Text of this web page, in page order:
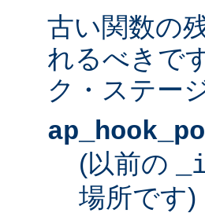
古い関数の
れるべきで
ク・ステー
(以前の
場所です)